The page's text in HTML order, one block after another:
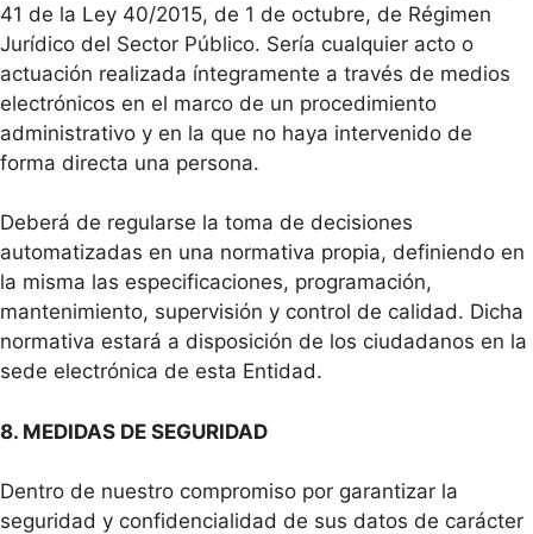
41 de la Ley 40/2015, de 1 de octubre, de Régimen
Jurídico del Sector Público. Sería cualquier acto o
actuación realizada íntegramente a través de medios
electrónicos en el marco de un procedimiento
administrativo y en la que no haya intervenido de
forma directa una persona.
Deberá de regularse la toma de decisiones
automatizadas en una normativa propia, definiendo en
la misma las especificaciones, programación,
mantenimiento, supervisión y control de calidad. Dicha
normativa estará a disposición de los ciudadanos en la
sede electrónica de esta Entidad.
8. MEDIDAS DE SEGURIDAD
Dentro de nuestro compromiso por garantizar la
seguridad y confidencialidad de sus datos de carácter